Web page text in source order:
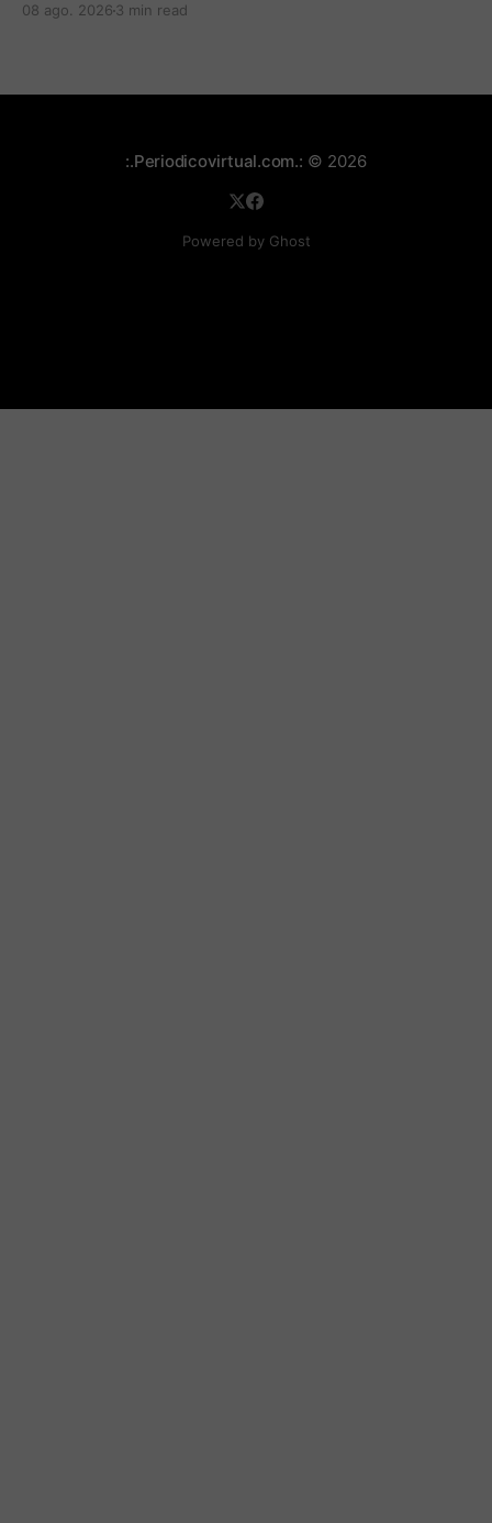
mensajes de acercamiento regional.
08 ago. 2026 3 min read
:.Periodicovirtual.com.: © 2026
Powered by Ghost